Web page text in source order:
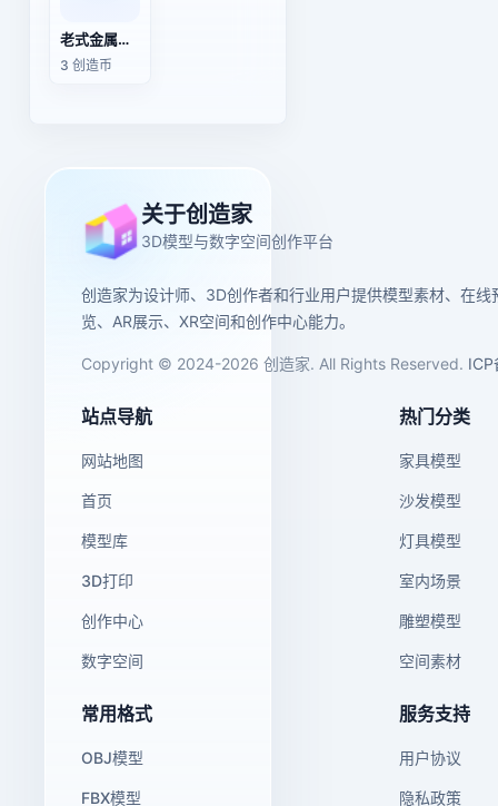
老式金属吊扇（3D动作模型）
3 创造币
关于创造家
3D模型与数字空间创作平台
创造家为设计师、3D创作者和行业用户提供模型素材、在线
览、AR展示、XR空间和创作中心能力。
Copyright © 2024-2026 创造家. All Rights Reserved. ICP
站点导航
网站地图
首页
模型库
3D打印
创作中心
数字空间
热门分类
家具模型
沙发模型
灯具模型
室内场景
雕塑模型
空间素材
常用格式
OBJ模型
FBX模型
服务支持
用户协议
隐私政策